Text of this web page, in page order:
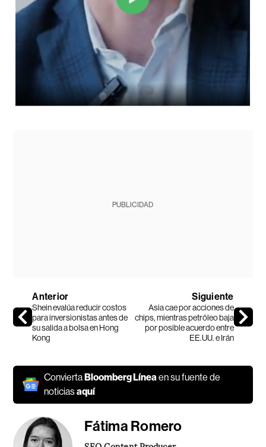
PUBLICIDAD
Anterior
Shein evalúa reducir costos
para inversionistas antes de
su salida a bolsa en Hong
Kong
Siguiente
Asia cae por acciones de
chips, mientras petróleo baja
por posible acuerdo entre
EE.UU. e Irán
ConviertaBloomberg Línea en su fuente de
noticiasaquí
Fátima Romero